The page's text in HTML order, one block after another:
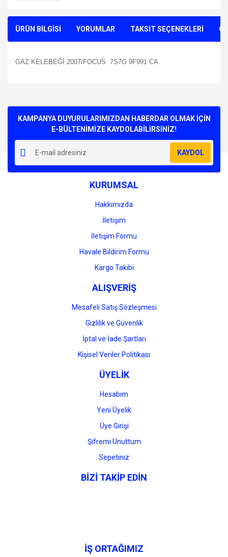
ÜRÜN BİLGİSİ YORUMLAR TAKSİT SEÇENEKLERİ
GAZ KELEBEĞİ 2007/FOCUS 7S7G 9F991 CA
Yorum Yaz
kullanarak tarafımıza iletebilirsiniz.
Görüş ve önerileriniz için teşekkür ederiz.
Ürün resmi kalitesiz, bozuk veya görüntülenemiyor.
Ürün açıklamasında eksik bilgiler bulunuyor.
Ürün bilgilerinde hatalar bulunuyor.
Ürün fiyatı diğer sitelerden daha pahalı.
Gönder
KAMPANYA DUYURULARIMIZDAN HABERDAR OLMAK İÇİN
E-BÜLTENİMİZE KAYDOLABİLİRSİNİZ!
KAYDOL
KURUMSAL
Hakkımızda
İletişim
İletişim Formu
Havale Bildirim Formu
Kargo Takibi
ALIŞVERİŞ
Mesafeli Satış Sözleşmesi
Gizlilik ve Güvenlik
İptal ve İade Şartları
Kişisel Veriler Politikası
ÜYELİK
Hesabım
Yeni Üyelik
Üye Girişi
Şifremi Unuttum
Sepetiniz
BİZİ TAKİP EDİN
İŞ ORTAĞIMIZ